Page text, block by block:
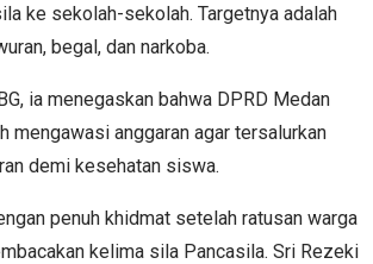
ke sekolah-sekolah. Targetnya adalah
begal, dan narkoba.
ia menegaskan bahwa DPRD Medan
mengawasi anggaran agar tersalurkan
demi kesehatan siswa.
penuh khidmat setelah ratusan warga
kelima sila Pancasila. Sri Rezeki